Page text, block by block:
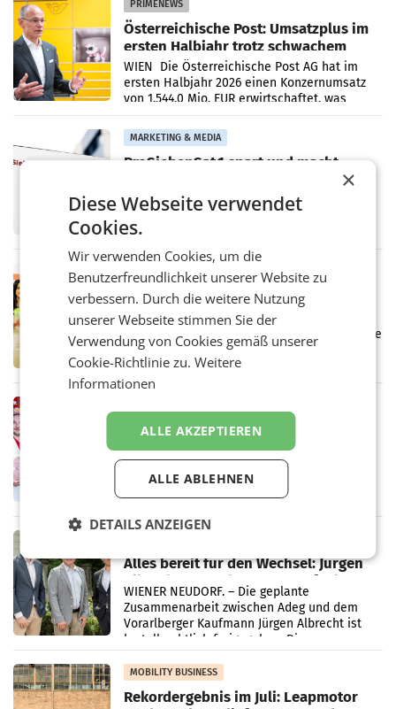
PRIMENEWS
Österreichische Post: Umsatzplus im
ersten Halbjahr trotz schwachem
Briefgeschäft
WIEN Die Österreichische Post AG hat im
ersten Halbjahr 2026 einen Konzernumsatz
von 1.544,0 Mio. EUR erwirtschaftet, was
einem Plus von 3,8 Prozent gegenüber dem
Vergleichszeitraum
MARKETING & MEDIA
ProSiebenSat.1 spart und macht
UNTERFÖHRING/MAILAND/AMSTERDAM. Der
Fernsehkonzern ProSiebenSat.1 hat im
Frühjahr dank Kostensenkungen operativ
Markterwartung deutlich übertroffen.
Eine Bühne für Zirkularität: ARA und
Müller informieren am POS über
Kreislauffähigkeit
Über den gesamten August hinweg rücken die
Altstoff Recycling Austria AG (ARA) und der
Handelskonzern Müller die Initiative
„Kreislauf-Helden“ in allen österreichischen
Penny modernisiert zwei Filialen in
Ober- und Niederösterreich
WIENER NEUDORF. – Im Rahmen einer
laufenden Modernisierungsoffensive
erneuert Penny zwei Filialen in Nieder- und
in Haag sowie im rund
Alles bereit für den Wechsel: Jürgen
Albrecht setzt ab 1.1.2027 auf Adeg
WIENER NEUDORF. – Die geplante
Zusammenarbeit zwischen Adeg und dem
Vorarlberger Kaufmann Jürgen Albrecht ist
kartellrechtlich freigegeben: Die
Bundeswettbewerbsbehörde und der
Bundeskartellanwalt
MOBILITY BUSINESS
Rekordergebnis im Juli: Leapmotor
×
Diese Webseite verwendet
Cookies.
Wir verwenden Cookies, um die
Benutzerfreundlichkeit unserer Website zu
verbessern. Durch die weitere Nutzung
unserer Webseite stimmen Sie der
Verwendung von Cookies gemäß unserer
Cookie-Richtlinie zu.Weitere
Informationen
ALLE AKZEPTIEREN
ALLE ABLEHNEN
DETAILS ANZEIGEN